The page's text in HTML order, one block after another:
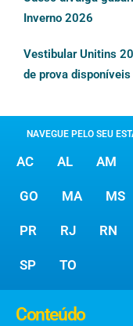
Inverno 2026
Vestibular Unitins
de prova disponíveis
NAVEGUE PELO SEU
AC AL AM
GO MA MS
PR RJ RN
SP TO
Conteúdo